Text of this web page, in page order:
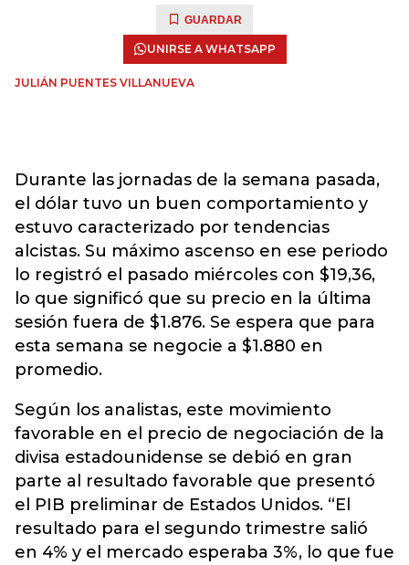
GUARDAR
UNIRSE A WHATSAPP
JULIÁN PUENTES VILLANUEVA
Durante las jornadas de la semana pasada,
el dólar tuvo un buen comportamiento y
estuvo caracterizado por tendencias
alcistas. Su máximo ascenso en ese periodo
lo registró el pasado miércoles con $19,36,
lo que significó que su precio en la última
sesión fuera de $1.876. Se espera que para
esta semana se negocie a $1.880 en
promedio.
Según los analistas, este movimiento
favorable en el precio de negociación de la
divisa estadounidense se debió en gran
parte al resultado favorable que presentó
el PIB preliminar de Estados Unidos. “El
resultado para el segundo trimestre salió
en 4% y el mercado esperaba 3%, lo que fue